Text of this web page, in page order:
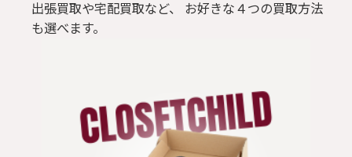
出張買取や宅配買取など、 お好きな４つの買取方法
も選べます。